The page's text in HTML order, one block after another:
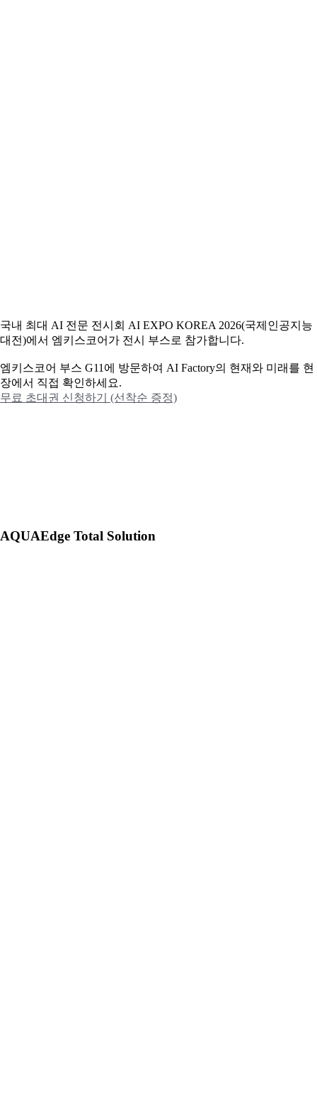
국내 최대 AI 전문 전시회 AI EXPO KOREA 2026(국제인공지능
대전)에서 엠키스코어가 전시 부스로 참가합니다.
엠키스코어 부스 G11에 방문하여 AI Factory의 현재와 미래를 현
장에서 직접 확인하세요.
무료 초대권 신청하기 (선착순 증정)
AQUAEdge Total Solution